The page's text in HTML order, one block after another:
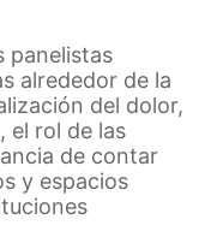
panelistas
alrededor de la
del dolor,
el rol de las
de contar
y espacios